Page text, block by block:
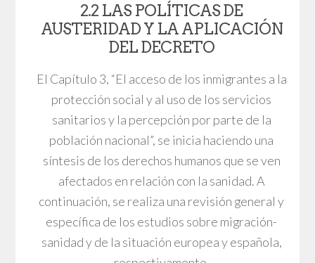
2.2 LAS POLÍTICAS DE
AUSTERIDAD Y LA APLICACIÓN
DEL DECRETO
El Capítulo 3, “El acceso de los inmigrantes a la
protección social y al uso de los servicios
sanitarios y la percepción por parte de la
población nacional”, se inicia haciendo una
síntesis de los derechos humanos que se ven
afectados en relación con la sanidad. A
continuación, se realiza una revisión general y
específica de los estudios sobre migración-
sanidad y de la situación europea y española,